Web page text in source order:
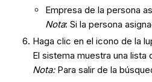
Empresa de la persona
Nota: Si la persona
Haga clic en el icono de la
El sistema muestra una
Nota:Para salir de la